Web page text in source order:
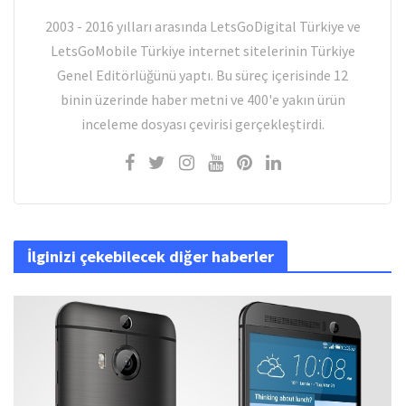
2003 - 2016 yılları arasında LetsGoDigital Türkiye ve
LetsGoMobile Türkiye internet sitelerinin Türkiye
Genel Editörlüğünü yaptı. Bu süreç içerisinde 12
binin üzerinde haber metni ve 400'e yakın ürün
inceleme dosyası çevirisi gerçekleştirdi.
İlginizi çekebilecek diğer haberler